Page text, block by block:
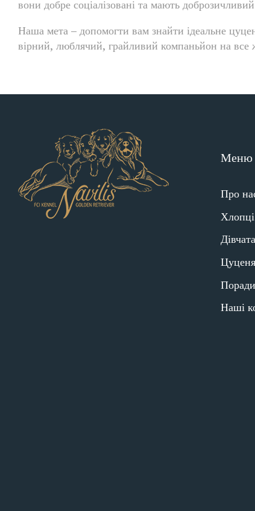
вони добре соціалізовані та мають
Наша мета – допомогти вам знайти ідеальне
вірний, люблячий, грайливий компаньйон на все
Меню
Про
Хлопці
Дівчата
Наші